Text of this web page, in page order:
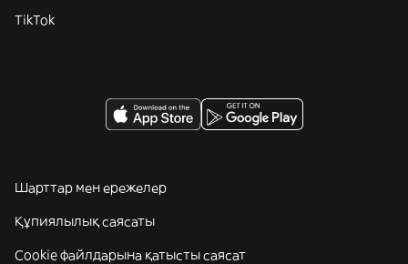
TikTok
Шарттар мен ережелер
Құпиялылық саясаты
Cookie файлдарына қатысты саясат